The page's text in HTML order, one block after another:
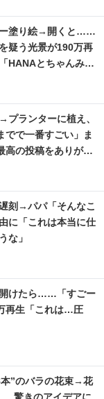
ー塗り絵→開くと……
疑う光景が190万再
HANAとちゃんみ
ランターに植え、
で一番すごい」ま
高の投稿をありがと
】
刻→パパ「そんなこ
に「これは本当に仕
な」
けたら……「すごー
再生「これは…圧
”のバラの花束→花